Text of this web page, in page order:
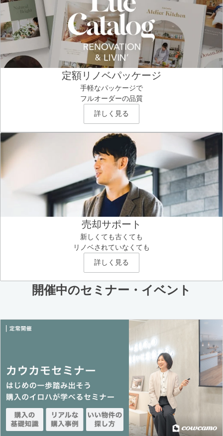
定額リノベパッケージ
手軽なパッケージで
フルオーダーの品質
詳しく見る
売却サポート
新しくても古くても
リノベされていなくても
詳しく見る
開催中のセミナー・イベント